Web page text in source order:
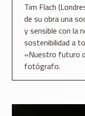
Tim Flach
de su obra una
y sensible con la
sostenibilidad a
«Nuestro futuro
fotógrafo.